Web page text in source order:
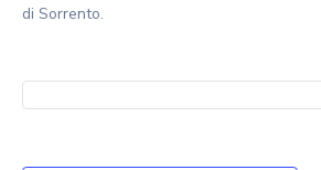
di Sorrento.